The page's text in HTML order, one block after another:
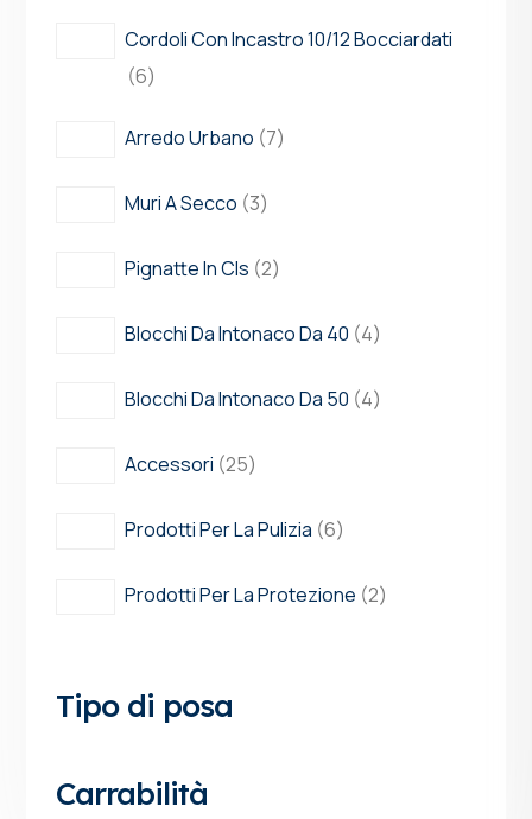
Cordoli Con Incastro 10/12 Bocciardati
6
Arredo Urbano 7
Muri A Secco 3
Pignatte In Cls 2
Blocchi Da Intonaco Da 40 4
Blocchi Da Intonaco Da 50 4
Accessori 25
Prodotti Per La Pulizia 6
Prodotti Per La Protezione 2
Tipo di posa
Carrabilità